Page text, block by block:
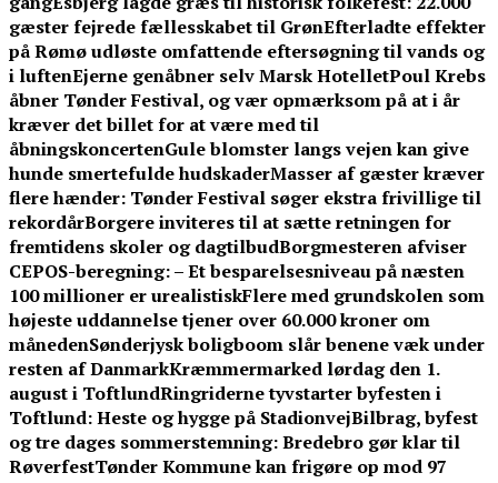
gæster fejrede fællesskabet til GrønEfterladte effekter
på Rømø udløste omfattende eftersøgning til vands og
i luftenEjerne genåbner selv Marsk HotelletPoul Krebs
åbner Tønder Festival, og vær opmærksom på at i år
kræver det billet for at være med til
åbningskoncertenGule blomster langs vejen kan give
hunde smertefulde hudskaderMasser af gæster kræver
flere hænder: Tønder Festival søger ekstra frivillige til
rekordårBorgere inviteres til at sætte retningen for
fremtidens skoler og dagtilbudBorgmesteren afviser
CEPOS-beregning: – Et besparelsesniveau på næsten
100 millioner er urealistiskFlere med grundskolen som
højeste uddannelse tjener over 60.000 kroner om
månedenSønderjysk boligboom slår benene væk under
resten af DanmarkKræmmermarked lørdag den 1.
august i ToftlundRingriderne tyvstarter byfesten i
Toftlund: Heste og hygge på StadionvejBilbrag, byfest
og tre dages sommerstemning: Bredebro gør klar til
RøverfestTønder Kommune kan frigøre op mod 97